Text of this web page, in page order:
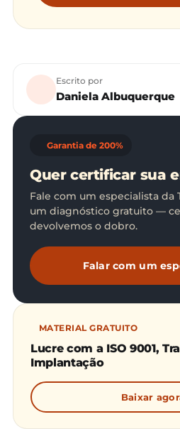
Escrito por
Daniela Albuquerque
Garantia de 200%
Quer certificar sua
Fale com um especialista da
um diagnóstico gratuito —
devolvemos o dobro.
Falar com um
MATERIAL GRATUITO
Lucre com a ISO 9001,
Implantação
Baixar